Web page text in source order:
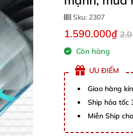
Sku: 2307
1.590.000₫
Còn hàng
ƯU ĐIỂM
Giao hàng
Ship hỏa tốc
Miễn Ship